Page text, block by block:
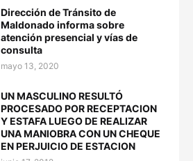
Dirección de Tránsito de
Maldonado informa sobre
atención presencial y vías de
consulta
mayo 13, 2020
UN MASCULINO RESULTÓ
PROCESADO POR RECEPTACION
Y ESTAFA LUEGO DE REALIZAR
UNA MANIOBRA CON UN CHEQUE
EN PERJUICIO DE ESTACION